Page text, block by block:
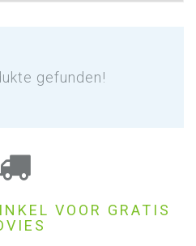
gefunden!
VOOR GRATIS